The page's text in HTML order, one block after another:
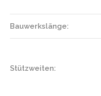
Bauwerkslänge:
Stützweiten: